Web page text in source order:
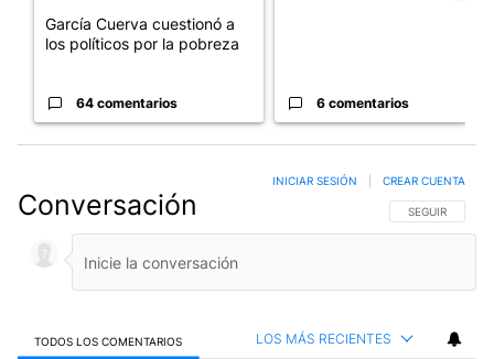
García Cuerva cuestionó a
los políticos por la pobreza
64 comentarios 6 comentarios
Conversación SIGA ESTA
SEGUIR
INICIAR SESIÓN CREAR CUENTA
TODOS LOS COMENTARIOS LOS MÁS RECIENTES